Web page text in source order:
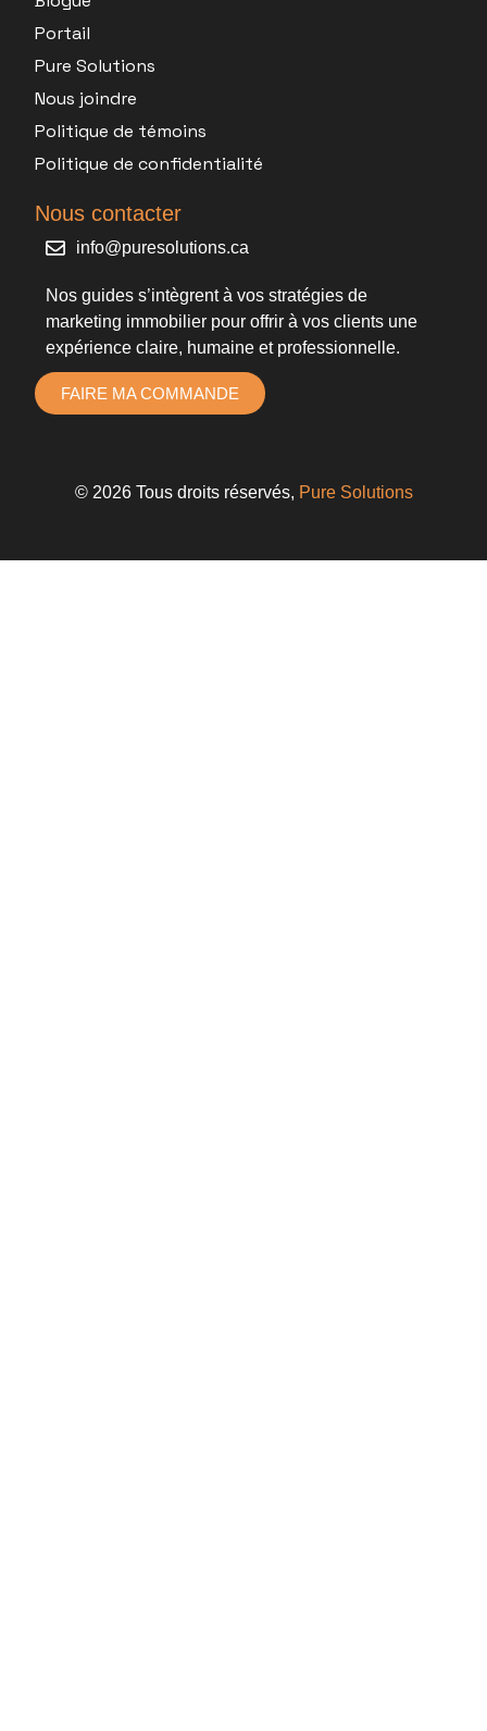
Portail
Pure Solutions
Nous joindre
Politique de témoins
Politique de confidentialité
Nous contacter
info@puresolutions.ca
Nos guides s’intègrent à vosstratégies de
marketing immobilier pour offrir à vos clients une
expérience claire, humaine et professionnelle.
FAIRE MA COMMANDE
© 2026 Tous droits réservés, Pure Solutions